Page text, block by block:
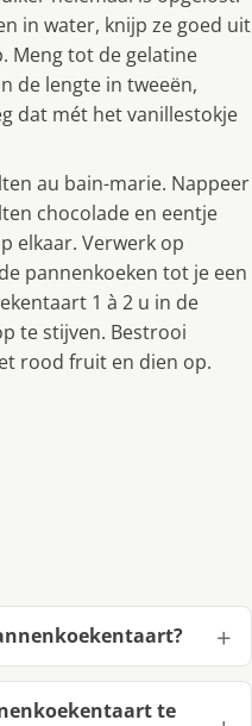
in water, knijp ze goed uit
Meng tot de gelatine
de lengte in tweeën,
dat mét het vanillestokje
au bain-marie. Nappeer
chocolade en eentje
elkaar. Verwerk op
pannenkoeken tot je een
1 à 2 u in de
te stijven. Bestrooi
rood fruit en dien op.
te